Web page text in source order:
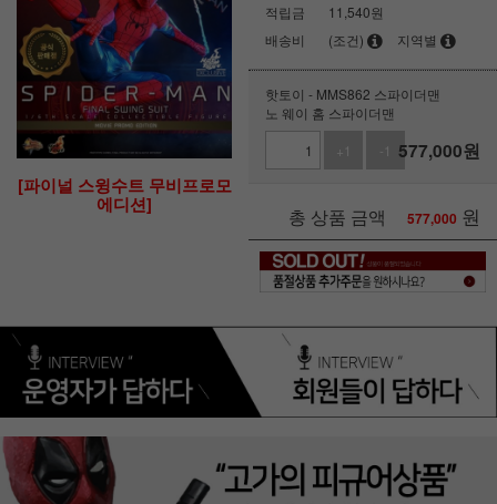
[파이널 스윙수트 무비프로모
에디션]
적립금
11,540원
배송비
(조건) 지역별
핫토이 - MMS862 스파이더맨
노 웨이 홈 스파이더맨
+1
-1 577,000원
총 상품 금액 577,000 원